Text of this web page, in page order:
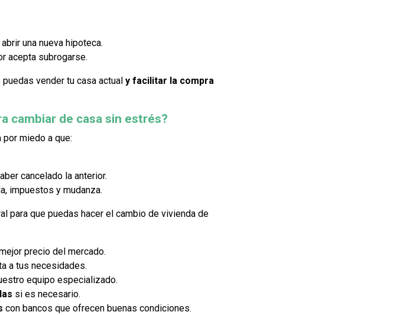
una nueva hipoteca.
acepta subrogarse.
vender tu casa actual y facilitar la compra
cambiar de casa sin estrés?
miedo a que:
cancelado la anterior.
impuestos y mudanza.
para que puedas hacer el cambio de vivienda de
precio del mercado.
a tus necesidades.
equipo especializado.
si es necesario.
con bancos que ofrecen buenas condiciones.